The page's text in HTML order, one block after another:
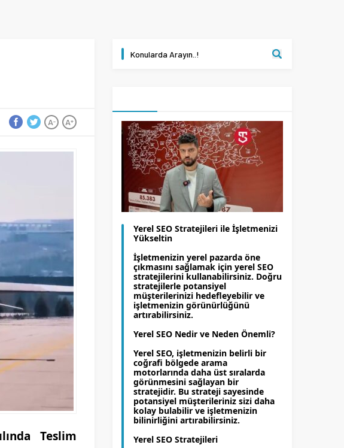
A+
A-
Teslim
Yerel SEO Stratejileri ile İşletmenizi
Yükseltin
İşletmenizin yerel pazarda öne
çıkmasını sağlamak için yerel SEO
stratejilerini kullanabilirsiniz. Doğru
stratejilerle potansiyel
müşterilerinizi hedefleyebilir ve
işletmenizin görünürlüğünü
artırabilirsiniz.
Yerel SEO Nedir ve Neden Önemli?
Yerel SEO, işletmenizin belirli bir
coğrafi bölgede arama
motorlarında daha üst sıralarda
görünmesini sağlayan bir
stratejidir. Bu strateji sayesinde
potansiyel müşterileriniz sizi daha
kolay bulabilir ve işletmenizin
bilinirliğini artırabilirsiniz.
Yerel SEO Stratejileri